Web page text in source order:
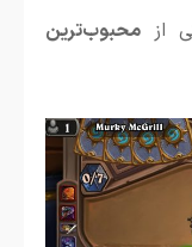
محبوب‌ترین